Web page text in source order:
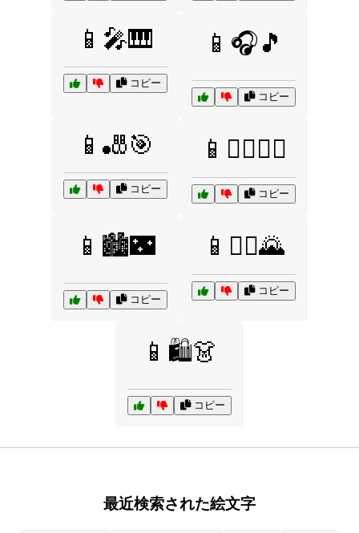
📱🎤🎹
コピー
📱🎧🎵
コピー
📱🎳🎯
コピー
📱🏄‍♂️🏊‍♀️
コピー
📱🏙️🌃
コピー
📱🚴‍♂️🌄
コピー
📱🛍️👗
コピー
最近検索された絵文字